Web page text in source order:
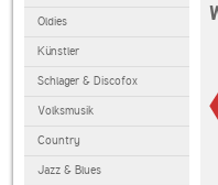
Oldies
Künstler
Schlager & Discofox
Volksmusik
Country
Jazz & Blues